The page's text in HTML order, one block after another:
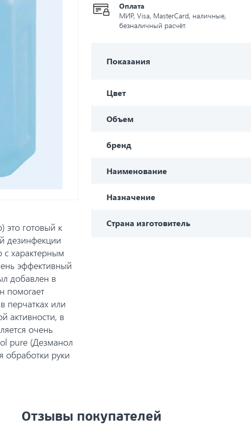
это готовый к
дезинфекции
с характерным
эффективный
добавлен в
помогает
перчатках или
активности, в
очень
pure (Дезманол
руки
Оплата
МИР, Visa, MasterCard, наличные,
безналичный расчёт.
Показания
Цвет
Объем
бренд
Наименование
Назначение
Страна изготовитель
Отзывы покупателей